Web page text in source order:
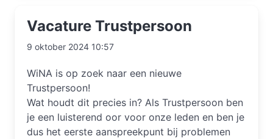
Vacature Trustpersoon
9 oktober 2024 10:57
WiNA is op zoek naar een nieuwe
Trustpersoon!
Wat houdt dit precies in? Als Trustpersoon ben
je een luisterend oor voor onze leden en ben je
dus het eerste aanspreekpunt bij problemen